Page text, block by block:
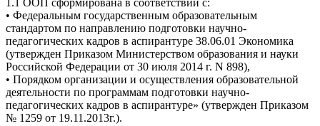
• Федеральным государственным образовательным
стандартом по направлению подготовки научно-
педагогических кадров в аспирантуре 38.06.01 Экономика
(утвержден Приказом Министерством образования и науки
Российской Федерации от 30 июля 2014 г. N 898),
• Порядком организации и осуществления образовательной
деятельности по программам подготовки научно-
педагогических кадров в аспирантуре» (утвержден Приказом
№ 1259 от 19.11.2013г.).